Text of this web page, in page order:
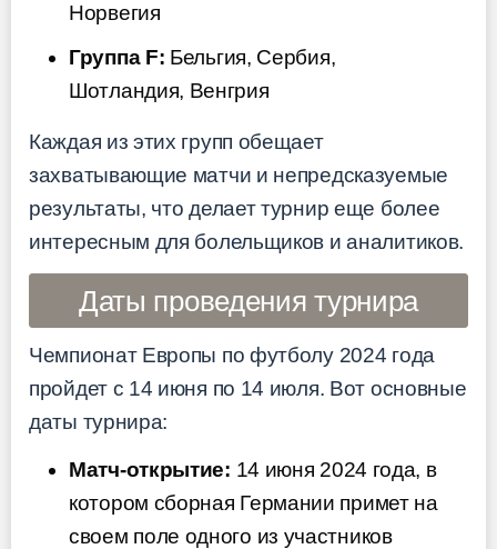
Норвегия
Группа F: Бельгия, Сербия,
Шотландия, Венгрия
Каждая из этих групп обещает
захватывающие матчи и непредсказуемые
результаты, что делает турнир еще более
интересным для болельщиков и аналитиков.
Даты проведения турнира
Чемпионат Европы по футболу 2024 года
пройдет с 14 июня по 14 июля. Вот основные
даты турнира:
Матч-открытие: 14 июня 2024 года, в
котором сборная Германии примет на
своем поле одного из участников